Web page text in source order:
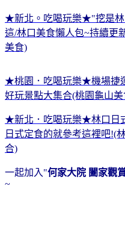
★新北。吃喝玩樂★"挖是林
這/林口美食懶人包~持續更
美食)
★桃園．吃喝玩樂★機場捷
好玩景點大集合(桃園龜山
★新北．吃喝玩樂★林口日
日式定食的就參考這裡吧!(
合)
一起加入"何家大院 闔家觀
~